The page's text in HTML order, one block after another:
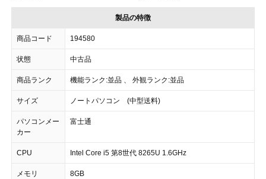
製品の特徴
商品コード 194580
状態 中古品
商品ランク 機能ランク:並品 、 外観ランク:並品
サイズ ノートパソコン (中型送料)
パソコンメー
カー
富士通
CPU Intel Core i5 第8世代 8265U 1.6GHz
メモリ 8GB